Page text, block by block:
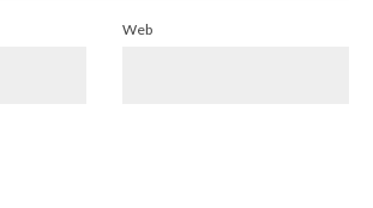
Web